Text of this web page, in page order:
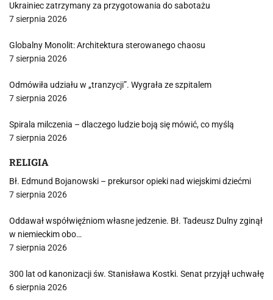
Ukrainiec zatrzymany za przygotowania do sabotażu
7 sierpnia 2026
Globalny Monolit: Architektura sterowanego chaosu
7 sierpnia 2026
Odmówiła udziału w „tranzycji”. Wygrała ze szpitalem
7 sierpnia 2026
Spirala milczenia – dlaczego ludzie boją się mówić, co myślą
7 sierpnia 2026
RELIGIA
Bł. Edmund Bojanowski – prekursor opieki nad wiejskimi dziećmi
7 sierpnia 2026
Oddawał współwięźniom własne jedzenie. Bł. Tadeusz Dulny zginął
w niemieckim obo…
7 sierpnia 2026
300 lat od kanonizacji św. Stanisława Kostki. Senat przyjął uchwałę
6 sierpnia 2026